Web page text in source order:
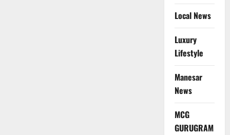
Local News
Luxury
Lifestyle
Manesar
News
MCG
GURUGRAM